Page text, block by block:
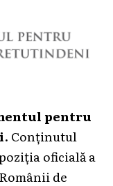
pentru
. Conținutul
oficială a
de